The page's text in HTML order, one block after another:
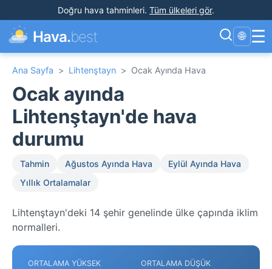
Doğru hava tahminleri. Tüm ülkeleri gör.
Hava.best 🌐 ☰
Ana Sayfa > Lihtenştayn > Ocak Ayında Hava
Ocak ayında
Lihtenştayn'de hava
durumu
Tahmin Ağustos Ayında Hava
Eylül Ayında Hava
Yıllık Ortalamalar
Lihtenştayn'deki 14 şehir genelinde ülke çapında iklim
normalleri.
ORTALAMA YÜKSEK ORTALAMA DÜŞÜK